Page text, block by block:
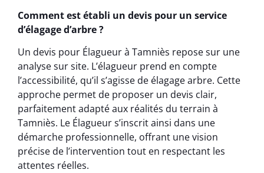
Comment est établi un devis pour un service
d’élagage d’arbre ?
Un devis pour Élagueur à Tamniès repose sur une
analyse sur site. L’élagueur prend en compte
l’accessibilité, qu’il s’agisse de élagage arbre. Cette
approche permet de proposer un devis clair,
parfaitement adapté aux réalités du terrain à
Tamniès. Le Élagueur s’inscrit ainsi dans une
démarche professionnelle, offrant une vision
précise de l’intervention tout en respectant les
attentes réelles.